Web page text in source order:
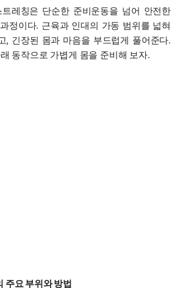
레칭은 단순한 준비운동을 넘어 안전한
정이다. 근육과 인대의 가동 범위를 넓혀
, 긴장된 몸과 마음을 부드럽게 풀어준다.
동작으로 가볍게 몸을 준비해 보자.
주요 부위와 방법